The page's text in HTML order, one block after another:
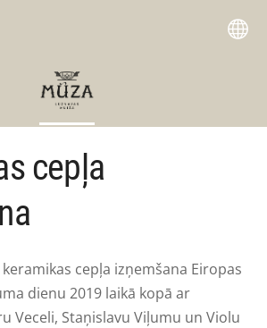
cepļa
cepļa izņemšana Eiropas
dienu 2019 laikā kopā ar
Veceli, Staņislavu Viļumu un Violu